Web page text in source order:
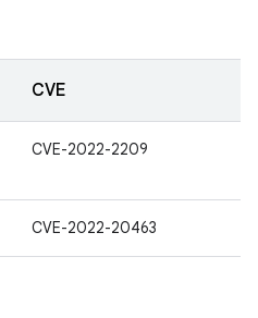
CVE
CVE-2022-2209
CVE-2022-20463